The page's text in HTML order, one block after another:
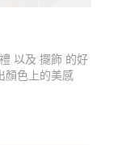
以及 擺飾 的好
顏色上的美感